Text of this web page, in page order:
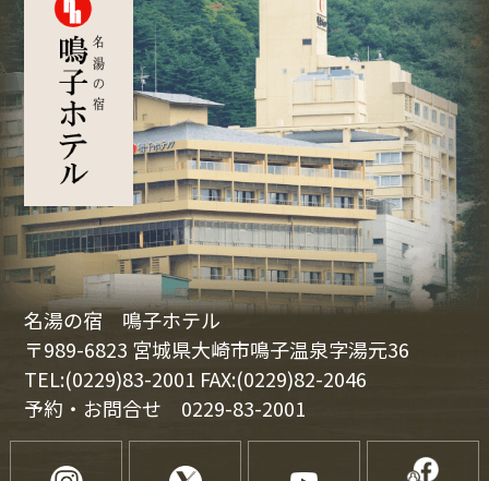
名湯の宿 鳴子ホテル
〒989-6823 宮城県大崎市鳴子温泉字湯元36
TEL:(0229)83-2001 FAX:(0229)82-2046
予約・お問合せ 0229-83-2001